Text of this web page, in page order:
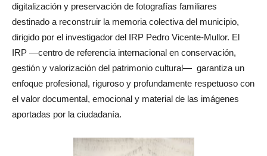
digitalización y preservación de fotografías familiares
destinado a reconstruir la memoria colectiva del municipio,
dirigido por el investigador del IRP Pedro Vicente-Mullor. El
IRP —centro de referencia internacional en conservación,
gestión y valorización del patrimonio cultural— garantiza un
enfoque profesional, riguroso y profundamente respetuoso con
el valor documental, emocional y material de las imágenes
aportadas por la ciudadanía.